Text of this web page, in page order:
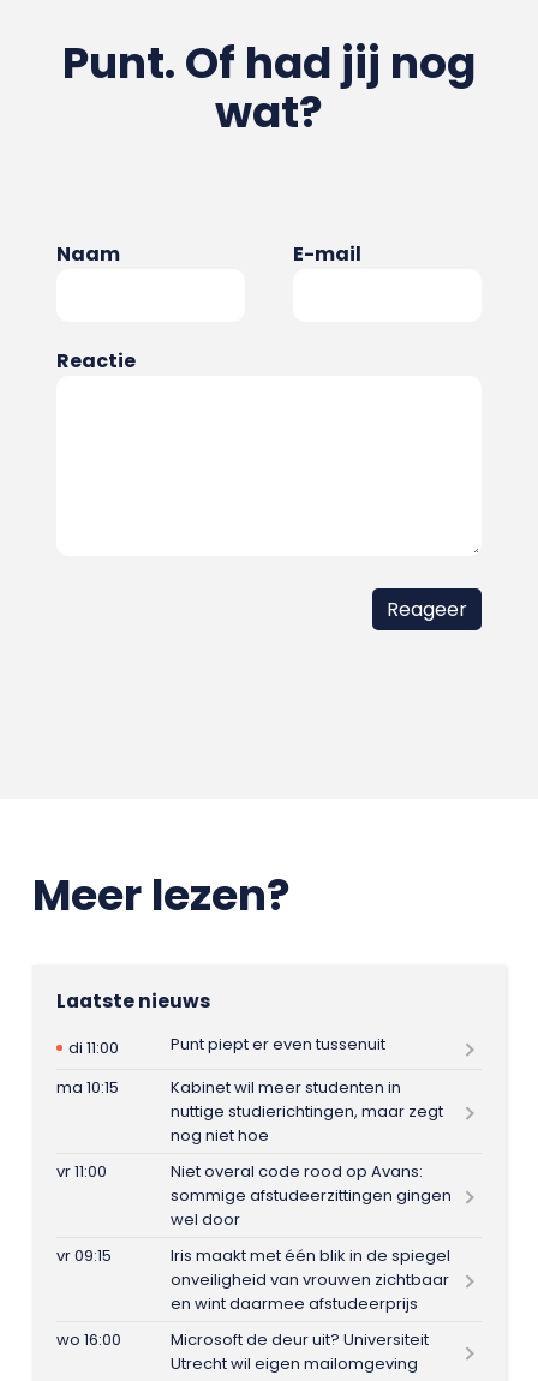
Punt. Of had jij nog
wat?
Naam E-mail
Reactie
Meer lezen?
Laatste nieuws
di 11:00
Punt piept er even tussenuit
ma 10:15
Kabinet wil meer studenten in
nuttige studierichtingen, maar zegt
nog niet hoe
vr 11:00
Niet overal code rood op Avans:
sommige afstudeerzittingen gingen
wel door
vr 09:15
Iris maakt met één blik in de spiegel
onveiligheid van vrouwen zichtbaar
en wint daarmee afstudeerprijs
wo 16:00
Microsoft de deur uit? Universiteit
Utrecht wil eigen mailomgeving